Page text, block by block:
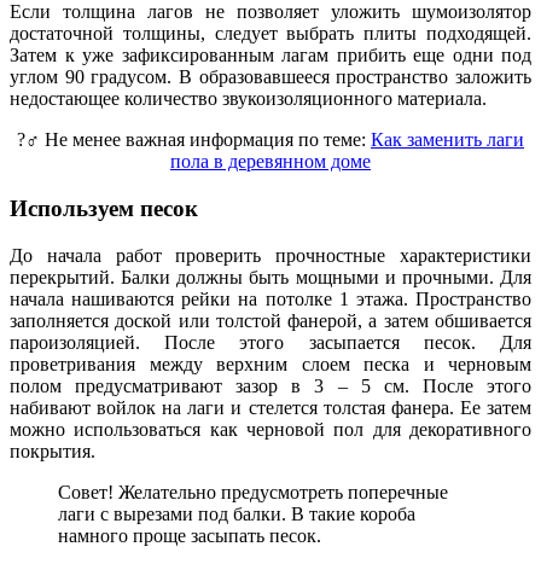
Если толщина лагов не позволяет уложить шумоизолятор
достаточной толщины, следует выбрать плиты подходящей.
Затем к уже зафиксированным лагам прибить еще одни под
углом 90 градусом. В образовавшееся пространство заложить
недостающее количество звукоизоляционного материала.
?‍♂️ Не менее важная информация по теме: Как заменить лаги
пола в деревянном доме
Используем песок
До начала работ проверить прочностные характеристики
перекрытий. Балки должны быть мощными и прочными. Для
начала нашиваются рейки на потолке 1 этажа. Пространство
заполняется доской или толстой фанерой, а затем обшивается
пароизоляцией. После этого засыпается песок. Для
проветривания между верхним слоем песка и черновым
полом предусматривают зазор в 3 – 5 см. После этого
набивают войлок на лаги и стелется толстая фанера. Ее затем
можно использоваться как черновой пол для декоративного
покрытия.
Совет! Желательно предусмотреть поперечные
лаги с вырезами под балки. В такие короба
намного проще засыпать песок.